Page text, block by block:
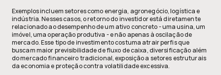
Exemplos incluem setores como energia, agronegócio, logística e
indústria. Nesses casos, o retorno do investidor está diretamente
relacionado ao desempenho de um ativo concreto - uma usina, um
imóvel, uma operação produtiva - e não apenas à oscilação de
mercado. Esse tipo de investimento costuma atrair perfis que
buscam maior previsibilidade de fluxo de caixa, diversificação além
do mercado financeiro tradicional, exposição a setores estruturais
da economia e proteção contra volatilidade excessiva.